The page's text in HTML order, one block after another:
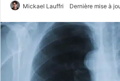
Mickael Lauffri Dernière mise à